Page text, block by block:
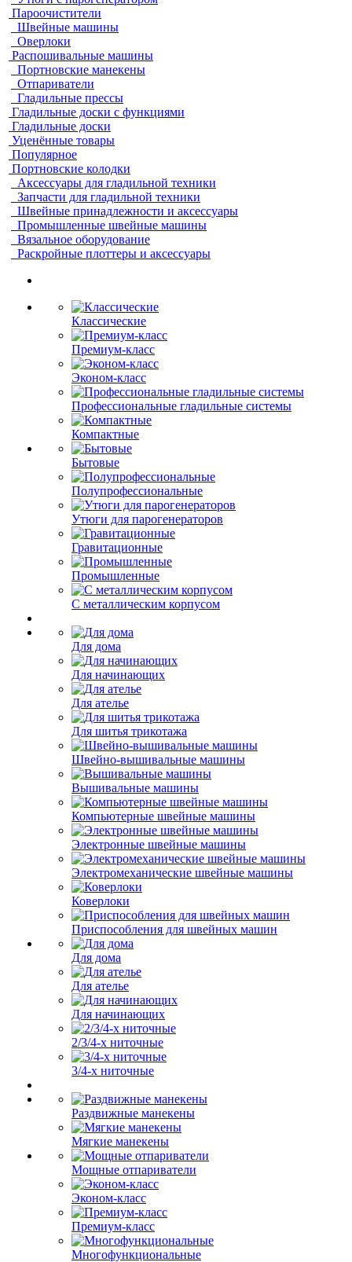
Пароочистители
Швейные машины
Оверлоки
Распошивальные машины
Портновские манекены
Отпариватели
Гладильные прессы
Гладильные доски с функциями
Гладильные доски
Уценённые товары
Популярное
Портновские колодки
Аксессуары для гладильной техники
Запчасти для гладильной техники
Швейные принадлежности и аксессуары
Промышленные швейные машины
Вязальное оборудование
Раскройные плоттеры и аксессуары
Классические
Премиум-класс
Эконом-класс
Профессиональные гладильные системы
Компактные
Бытовые
Полупрофессиональные
Утюги для парогенераторов
Гравитационные
Промышленные
С металлическим корпусом
Для дома
Для начинающих
Для ателье
Для шитья трикотажа
Швейно-вышивальные машины
Вышивальные машины
Компьютерные швейные машины
Электронные швейные машины
Электромеханические швейные машины
Коверлоки
Приспособления для швейных машин
Для дома
Для ателье
Для начинающих
2/3/4-х ниточные
3/4-х ниточные
Раздвижные манекены
Мягкие манекены
Мощные отпариватели
Эконом-класс
Премиум-класс
Многофункциональные